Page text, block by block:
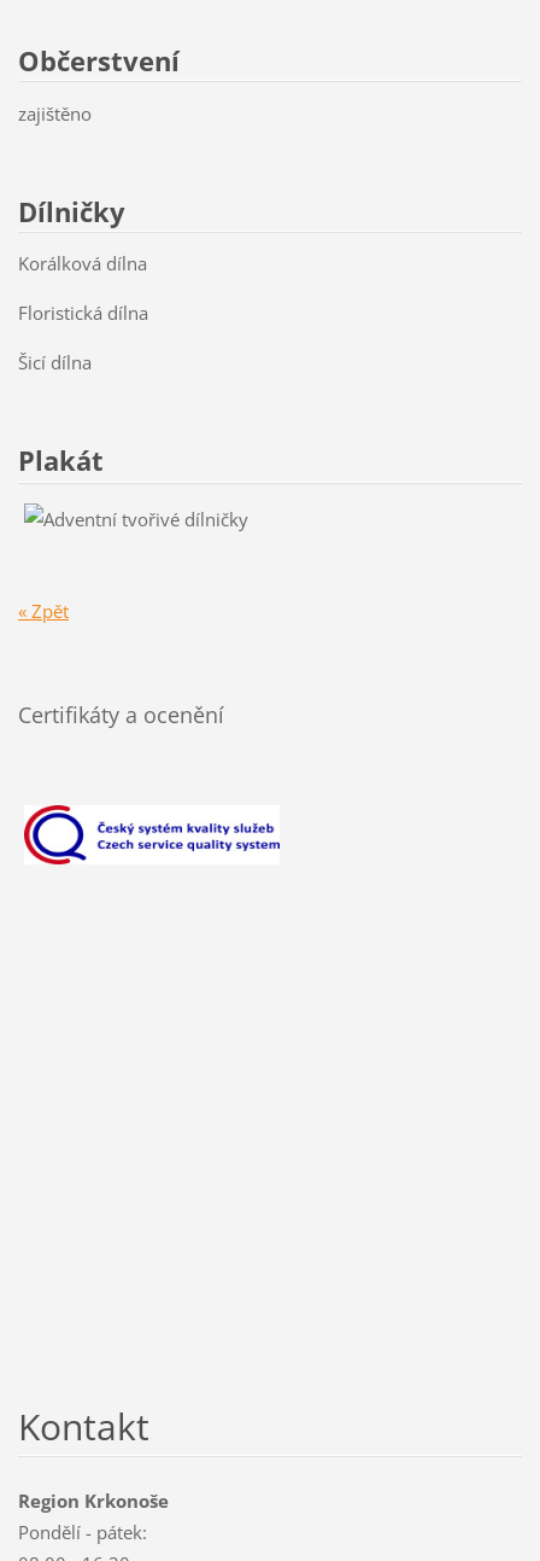
Občerstvení
zajištěno
Dílničky
Korálková dílna
Floristická dílna
Šicí dílna
Plakát
« Zpět
Certifikáty a ocenění
Kontakt
Region Krkonoše
Pondělí - pátek: